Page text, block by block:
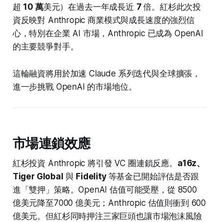
超 10 萬美元）在過去一年成長近 7倍。紅杉此次投
資反映對 Anthropic 商業模式與成長速度的強烈信
心，特別在企業 AI 市場，Anthropic 已成為 OpenAI
的主要競爭對手。
這輪融資將用於加速 Claude 系列迭代與全球擴張，
進一步挑戰 OpenAI 的市場地位。
市場連鎖效應
紅杉投資 Anthropic 將引發 VC 圈連鎖反應。 a16z、
Tiger Global 與 Fidelity 等基金已開始評估是否跟
進「雙押」策略。OpenAI 估值可能受壓，從 8500
億美元降至7000 億美元；Anthropic 估值則衝到 600
億美元。但紅杉同時押注三家巨頭也讓市場泡沫風險